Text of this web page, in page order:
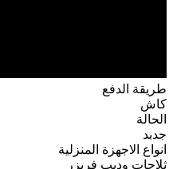
طريقة الدفع
كاش
الحالة
جدبد
انواع الاجهزة المنزلية
ثلاجات وديب فريزر